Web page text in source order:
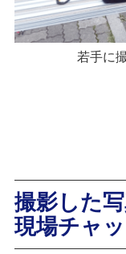
若手に
撮影した
現場チャ